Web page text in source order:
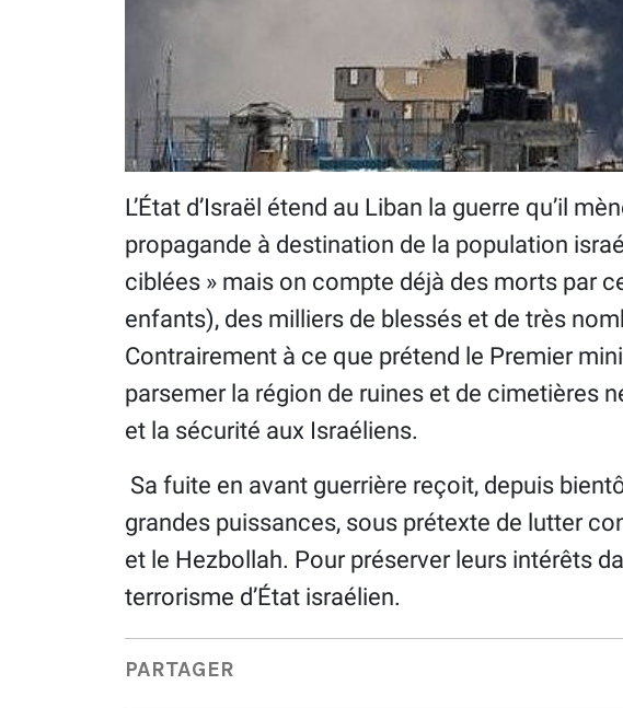
L’État d’Israël étend au Liban la guerre qu’il
propagande à destination de la population
ciblées » mais on compte déjà des morts par
enfants), des milliers de blessés et de très
Contrairement à ce que prétend le Premier
parsemer la région de ruines et de cimetières
et la sécurité aux Israéliens.
Sa fuite en avant guerrière reçoit, depuis
grandes puissances, sous prétexte de lutter
et le Hezbollah. Pour préserver leurs intérêts
terrorisme d’État israélien.
PARTAGER